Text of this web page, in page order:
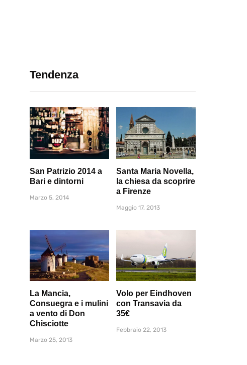
Tendenza
San Patrizio 2014 a
Bari e dintorni
Marzo 5, 2014
Santa Maria Novella,
la chiesa da scoprire
a Firenze
Maggio 17, 2013
La Mancia,
Consuegra e i mulini
a vento di Don
Chisciotte
Marzo 25, 2013
Volo per Eindhoven
con Transavia da
35€
Febbraio 22, 2013